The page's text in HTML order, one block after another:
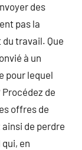
des
pas la
travail. Que
à un
pour lequel
Procédez de
offres de
de perdre
en